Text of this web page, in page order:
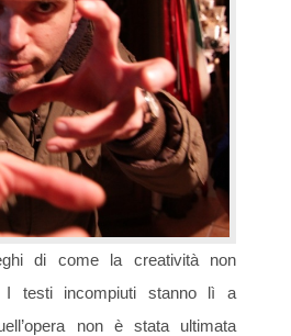
di come la creatività non
I testi incompiuti stanno lì a
non è stata ultimata